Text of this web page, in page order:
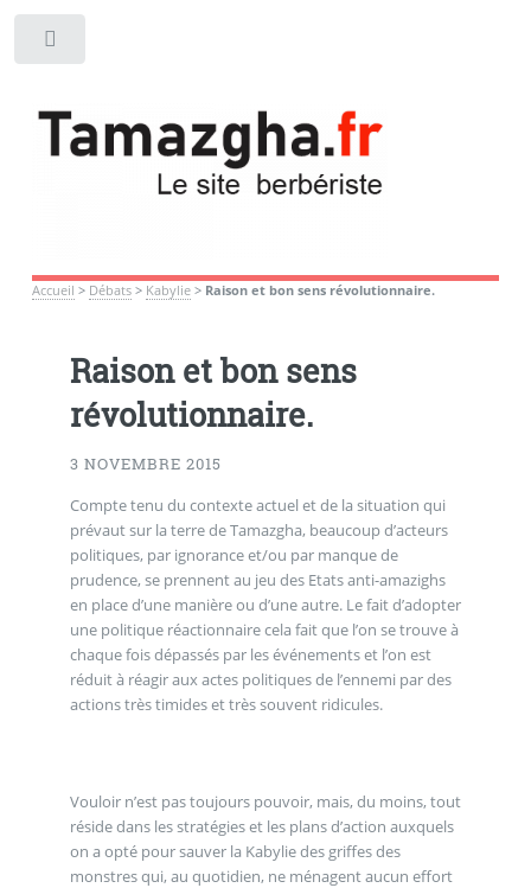
Accueil > Débats> Kabylie> Raison et bon sens révolutionnaire.
Raison et bon sens
révolutionnaire.
3 NOVEMBRE 2015
Compte tenu du contexte actuel et de la situation qui
prévaut sur la terre de Tamazgha, beaucoup d’acteurs
politiques, par ignorance et/ou par manque de
prudence, se prennent au jeu des Etats anti-amazighs
en place d’une manière ou d’une autre. Le fait d’adopter
une politique réactionnaire cela fait que l’on se trouve à
chaque fois dépassés par les événements et l’on est
réduit à réagir aux actes politiques de l’ennemi par des
actions très timides et très souvent ridicules.
Vouloir n’est pas toujours pouvoir, mais, du moins, tout
réside dans les stratégies et les plans d’action auxquels
on a opté pour sauver la Kabylie des griffes des
monstres qui, au quotidien, ne ménagent aucun effort